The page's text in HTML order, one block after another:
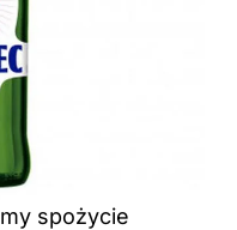
spożycie